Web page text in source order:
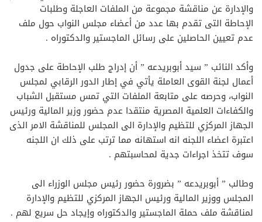
والإدارة عن مناقشة مجموعة من الملفات العاجلة وطلبات
الإحاطة التى تقدم بها عدد من أعضاء مجلس النواب حول ملف
عدم تعيين الحاصلين على رسائل الماجستير والدكتوراه .
وأكد النائب ” سيد أبوبريدعه ” أن إدراج طلب الإحاطة على جدول
أعمال لجنة القوى العاملة يأتي في إطار الدور الرقابي لمجلس
النواب، وحرصه على متابعة الملفات التي تمس مستقبل الشباب
والكفاءات العلمية المصرية منتقدا عدم حضور وزير المالية ورئيس
الجهاز المركزي للتظيم والإدارة الى المجلس للمناقشة الامر الذى
اعتبرة اعضاء اللجنه انه استهانه مما ترتب على ذلك ان اللجنه
سوف تتخذ اجراءات جدية لمحاسبتهم .
وطالب ” أبوبريدعه ” بضرورة حضور رئيس مجلس الوزراء الى
المجلس ووزير المالية ورئيس الجهاز المركزي للتظيم والإدارة
لمناقشة ملف حملة الماجستير والدكتوراه وإيجاد حل سريع لهم .